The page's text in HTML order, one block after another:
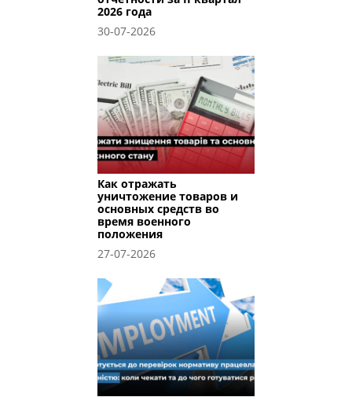
2026 года
30-07-2026
Как отражать
уничтожение товаров и
основных средств во
время военного
положения
27-07-2026